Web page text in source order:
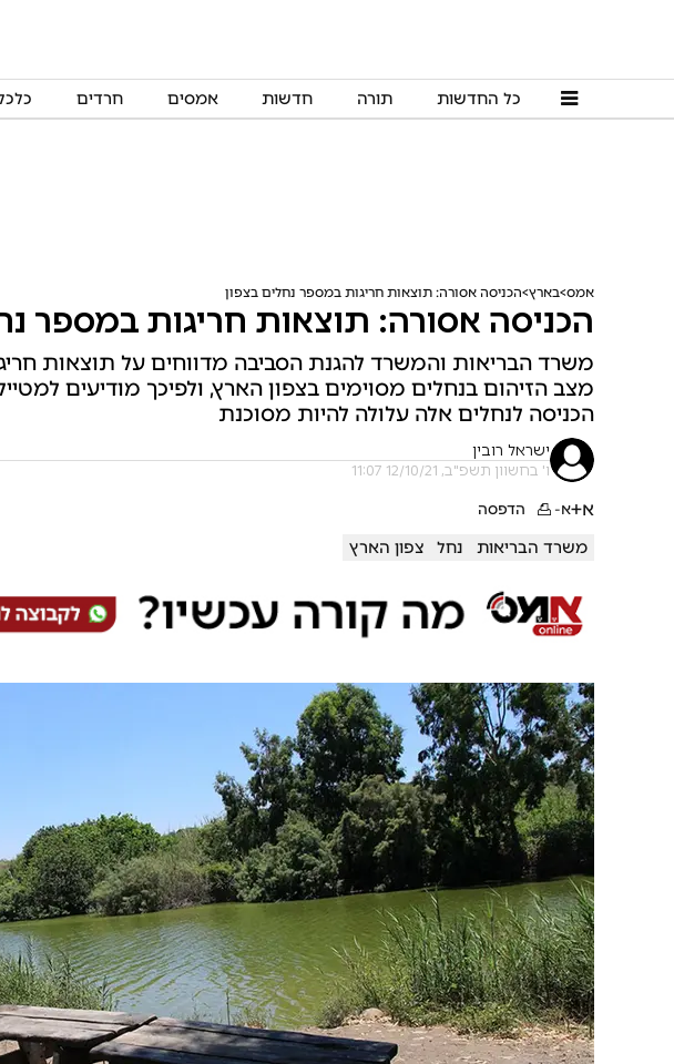
כל החדשות תורה חדשות אמסים חרדים
אמס בארץ הכניסה אסורה: תוצאות חריגות במספר נחלים בצפון
הכניסה אסורה: תוצאות חריגות במספר
משרד הבריאות והמשרד להגנת הסביבה מדווחים על תוצאות
מצב הזיהום בנחלים מסוימים בצפון הארץ, ולפיכך מודיעים
הכניסה לנחלים אלה עלולה להיות מסוכנת
ישראל רובין
ו' בחשוון תשפ"ב, 12/10/21 11:07
א+א- הדפסה
משרד הבריאות נחל צפון הארץ